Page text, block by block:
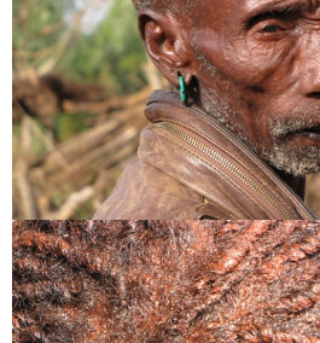
Név*
E-mail cím*
Honlap